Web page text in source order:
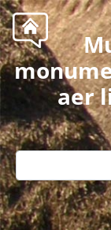
aer